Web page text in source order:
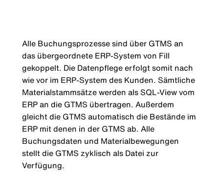
Alle Buchungsprozesse sind über GTMS an
das übergeordnete ERP-System von Fill
gekoppelt. Die Datenpflege erfolgt somit nach
wie vor im ERP-System des Kunden. Sämtliche
Materialstammsätze werden als SQL-View vom
ERP an die GTMS übertragen. Außerdem
gleicht die GTMS automatisch die Bestände im
ERP mit denen in der GTMS ab. Alle
Buchungsdaten und Materialbewegungen
stellt die GTMS zyklisch als Datei zur
Verfügung.